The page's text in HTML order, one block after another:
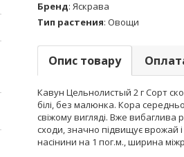
Бренд: Яскрава
Тип растения: Овощи
Опис товару
Кавун Цельнолистый 2 г Сорт
білі, без малюнка. Кора
свіжому вигляді. Вже
сходи, значно підвищує врожай
насінини на 1 пог.м., ширина